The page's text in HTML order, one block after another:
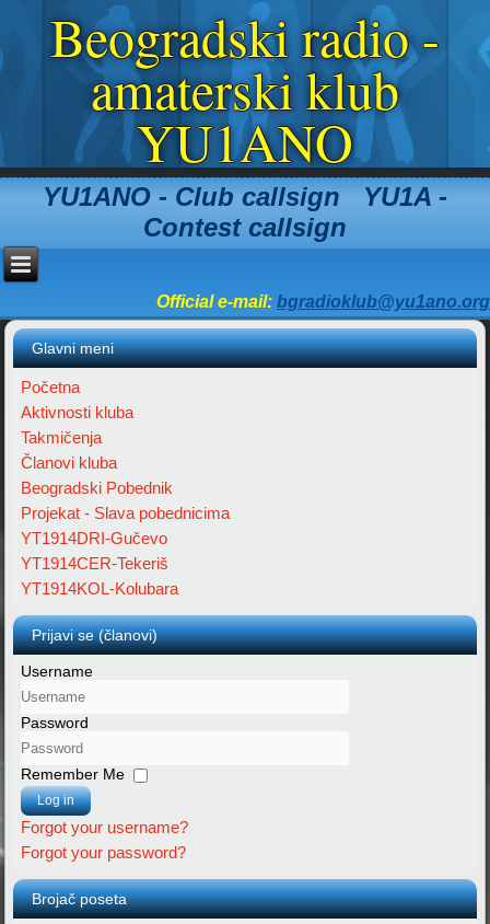
Beogradski radio -
amaterski klub
YU1ANO
YU1ANO - Club callsign YU1A -
Contest callsign
Official e-mail: bgradioklub@yu1ano.org
Glavni meni
Početna
Aktivnosti kluba
Takmičenja
Članovi kluba
Beogradski Pobednik
Projekat - Slava pobednicima
YT1914DRI-Gučevo
YT1914CER-Tekeriš
YT1914KOL-Kolubara
Prijavi se (članovi)
Username
Password
Remember Me
Log in
Forgot your username?
Forgot your password?
Brojač poseta